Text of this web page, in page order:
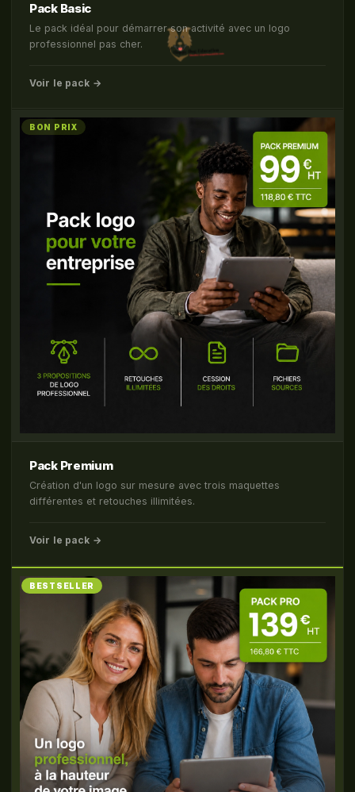
Pack Basic
Le pack idéal pour démarrer son activité avec un logo
professionnel pas cher.
Voir le pack →
BON PRIX
Pack Premium
Création d'un logo sur mesure avec trois maquettes
différentes et retouches illimitées.
Voir le pack →
BESTSELLER